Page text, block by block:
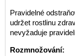
Pravidelné
udržet rostlinu
nevyžaduje
Rozmnožování: